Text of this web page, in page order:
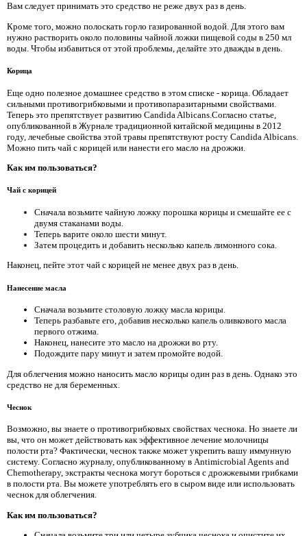
Вам следует принимать это средство не реже двух раз в день.
Кроме того, можно полоскать горло газированной водой. Для этого вам
нужно растворить около половины чайной ложки пищевой соды в 250 мл
воды. Чтобы избавиться от этой проблемы, делайте это дважды в день.
Корица
Еще одно полезное домашнее средство в этом списке - корица. Обладает
сильными противогрибковыми и противопаразитарными свойствами.
Теперь это препятствует развитию Candida Albicans.Согласно статье,
опубликованной в Журнале традиционной китайской медицины в 2012
году, лечебные свойства этой травы препятствуют росту Candida Albicans.
Можно пить чай с корицей или нанести его масло на дрожжи.
Как им пользоваться?
Чай с корицей
Сначала возьмите чайную ложку порошка корицы и смешайте ее с
двумя стаканами воды.
Теперь варите около шести минут.
Затем процедить и добавить несколько капель лимонного сока.
Наконец, пейте этот чай с корицей не менее двух раз в день.
Нанесение масла
Сначала возьмите столовую ложку масла корицы.
Теперь разбавьте его, добавив несколько капель оливкового масла
первого отжима.
Наконец, нанесите это масло на дрожжи во рту.
Подождите пару минут и затем промойте водой.
Для облегчения можно наносить масло корицы один раз в день. Однако это
средство не для беременных.
Чеснок
Возможно, вы знаете о противогрибковых свойствах чеснока. Но знаете ли
вы, что он может действовать как эффективное лечение молочницы
полости рта? Фактически, чеснок также может укрепить вашу иммунную
систему. Согласно журналу, опубликованному в Antimicrobial Agents and
Chemotherapy, экстракты чеснока могут бороться с дрожжевыми грибками
в полости рта. Вы можете употреблять его в сыром виде или использовать
чеснок для облегчения.
Как им пользоваться?